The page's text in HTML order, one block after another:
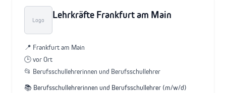
Logo Lehrkräfte Frankfurt am Main
📍 Frankfurt am Main
🕒 vor Ort
📂 Berufsschullehrerinnen und Berufsschullehrer
📚 Berufsschullehrerinnen und Berufsschullehrer (m/w/d)